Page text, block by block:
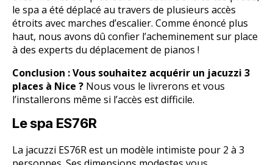
le spa a été déplacé au travers de plusieurs accès
étroits avec marches d’escalier. Comme énoncé plus
haut, nous avons dû confier l’acheminement sur place
à des experts du déplacement de pianos !
Conclusion : Vous souhaitez acquérir un jacuzzi 3
places à Nice ? Nous vous le livrerons et vous
l’installerons même si l’accès est difficile.
Le spa ES76R
La jacuzzi ES76R est un modèle intimiste pour 2 à 3